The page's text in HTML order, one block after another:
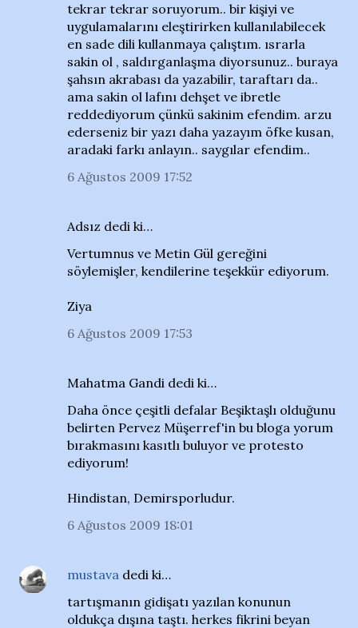
tekrar tekrar soruyorum.. bir kişiyi ve
uygulamalarını eleştirirken kullanılabilecek
en sade dili kullanmaya çalıştım. ısrarla
sakin ol , saldırganlaşma diyorsunuz.. buraya
şahsın akrabası da yazabilir, taraftarı da..
ama sakin ol lafını dehşet ve ibretle
reddediyorum çünkü sakinim efendim. arzu
ederseniz bir yazı daha yazayım öfke kusan,
aradaki farkı anlayın.. saygılar efendim..
6 Ağustos 2009 17:52
Adsız dedi ki…
Vertumnus ve Metin Gül gereğini
söylemişler, kendilerine teşekkür ediyorum.
Ziya
6 Ağustos 2009 17:53
Mahatma Gandi dedi ki…
Daha önce çeşitli defalar Beşiktaşlı olduğunu
belirten Pervez Müşerref'in bu bloga yorum
bırakmasını kasıtlı buluyor ve protesto
ediyorum!
Hindistan, Demirsporludur.
6 Ağustos 2009 18:01
mustava dedi ki…
tartışmanın gidişatı yazılan konunun
oldukça dışına taştı. herkes fikrini beyan